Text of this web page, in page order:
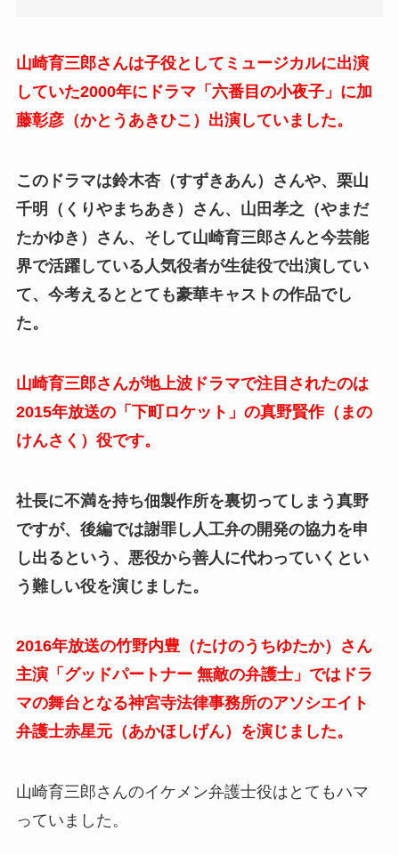
山崎育三郎さんは子役としてミュージカルに出演
していた2000年にドラマ「六番目の小夜子」に加
藤彰彦（かとうあきひこ）出演していました。
このドラマは鈴木杏（すずきあん）さんや、栗山
千明（くりやまちあき）さん、山田孝之（やまだ
たかゆき）さん、そして山崎育三郎さんと今芸能
界で活躍している人気役者が生徒役で出演してい
て、今考えるととても豪華キャストの作品でし
た。
山崎育三郎さんが地上波ドラマで注目されたのは
2015年放送の「下町ロケット」の真野賢作（まの
けんさく）役です。
社長に不満を持ち佃製作所を裏切ってしまう真野
ですが、後編では謝罪し人工弁の開発の協力を申
し出るという、悪役から善人に代わっていくとい
う難しい役を演じました。
2016年放送の竹野内豊（たけのうちゆたか）さん
主演「グッドパートナー 無敵の弁護士」ではドラ
マの舞台となる神宮寺法律事務所のアソシエイト
弁護士赤星元（あかほしげん）を演じました。
山崎育三郎さんのイケメン弁護士役はとてもハマ
っていました。